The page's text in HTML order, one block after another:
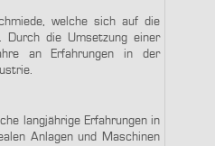
welche sich auf die
Durch die Umsetzung einer
an Erfahrungen in der
langjährige Erfahrungen in
Anlagen und Maschinen